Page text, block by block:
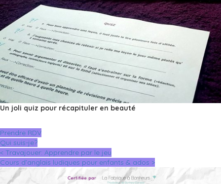
Un joli quiz pour récapituler en beauté
Prendre RDV
Qui suis-je?
< Travajouer: Apprendre par le jeu
Cours d’anglais ludiques pour enfants & ados >